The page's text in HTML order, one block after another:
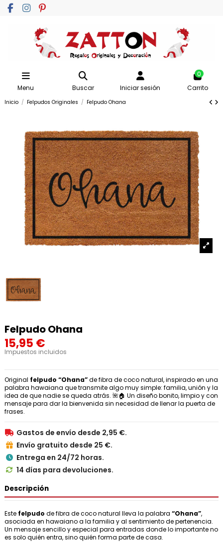
Menu Buscar Iniciar sesión
0
Carrito
Inicio Felpudos Originales Felpudo Ohana
Felpudo Ohana
15,95 €
Impuestos incluidos
Original felpudo “Ohana”de fibra de coco natural, inspirado en una
palabra hawaiana que transmite algo muy simple: familia, unión y la
idea de que nadie se queda atrás. 🌺🏠 Un diseño bonito, limpio y con
mensaje para dar la bienvenida sin necesidad de llenar la puerta de
frases.
 Gastos de envío desde 2,95 €.
 Envío gratuito desde 25 €.
 Entrega en 24/72 horas.
 14 días para devoluciones.
Descripción
Este felpudo de fibra de coco natural lleva la palabra “Ohana”,
asociada en hawaiano a la familia y al sentimiento de pertenencia.
Un mensaje sencillo y especial para entradas donde lo importante no
es solo quién entra, sino quién forma parte de casa.